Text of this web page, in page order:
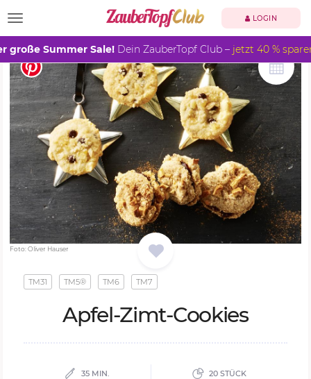
TOGGLE NAVIGATION LOGIN
große Summer Sale! Dein ZauberTopf Club – jetzt 40 %
Foto: Oliver Hauser
TM31 TM5® TM6 TM7
Ap­fel-Zimt-Coo­kies
35 MIN. 20 STÜCK